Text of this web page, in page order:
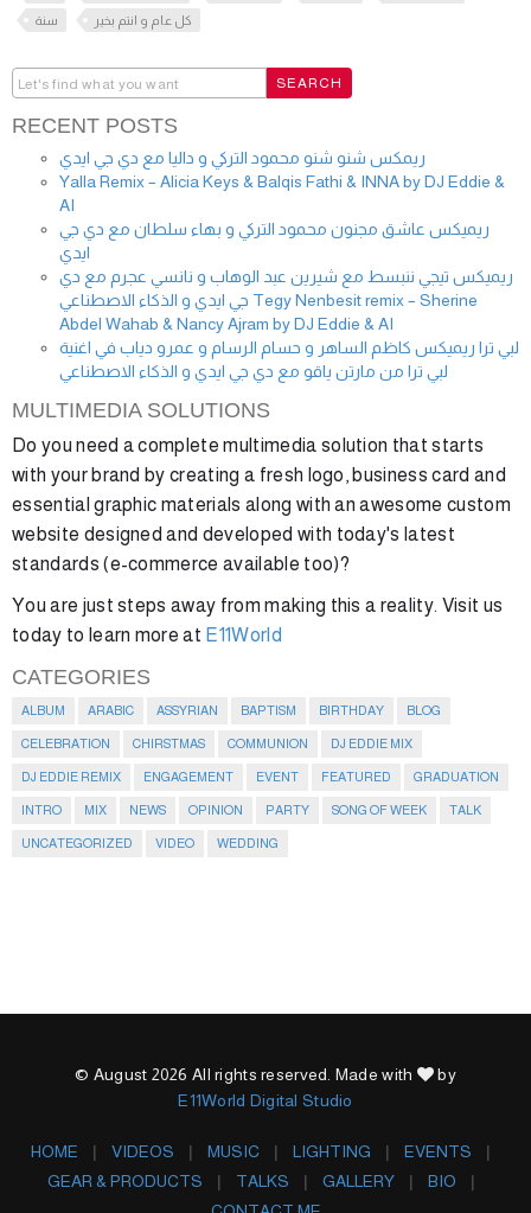
سنة
كل عام و انتم بخير
RECENT POSTS
ريمكس شنو شنو محمود التركي و داليا مع دي جي ايدي
Yalla Remix – Alicia Keys & Balqis Fathi & INNA by DJ Eddie &
AI
ريميكس عاشق مجنون محمود التركي و بهاء سلطان مع دي جي
ايدي
ريميكس تيجي ننبسط مع شيرين عبد الوهاب و نانسي عجرم مع دي
جي ايدي و الذكاء الاصطناعي Tegy Nenbesit remix – Sherine
Abdel Wahab & Nancy Ajram by DJ Eddie & AI
لبي ترا ريميكس كاظم الساهر و حسام الرسام و عمرو دياب في اغنية
لبي ترا من مارتن ياقو مع دي جي ايدي و الذكاء الاصطناعي
MULTIMEDIA SOLUTIONS
Do you need a complete multimedia solution that starts
with your brand by creating a fresh logo, business card and
essential graphic materials along with an awesome custom
website designed and developed with today's latest
standards (e-commerce available too)?
You are just steps away from making this a reality. Visit us
today to learn more at E11World
CATEGORIES
ALBUM ARABIC ASSYRIAN BAPTISM BIRTHDAY BLOG
CELEBRATION CHIRSTMAS COMMUNION DJ EDDIE MIX
DJ EDDIE REMIX ENGAGEMENT EVENT FEATURED GRADUATION
INTRO MIX NEWS OPINION PARTY SONG OF WEEK TALK
UNCATEGORIZED VIDEO WEDDING
© August 2026 All rights reserved. Made with
by
E11World Digital Studio
HOME VIDEOS MUSIC LIGHTING
EVENTS
GEAR & PRODUCTS
TALKS GALLERY
BIO